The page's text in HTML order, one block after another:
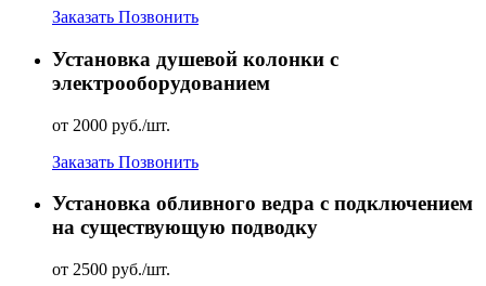
Заказать Позвонить
Установка душевой колонки с
электрооборудованием
от 2000 руб./шт.
Заказать Позвонить
Установка обливного ведра с подключением
на существующую подводку
от 2500 руб./шт.